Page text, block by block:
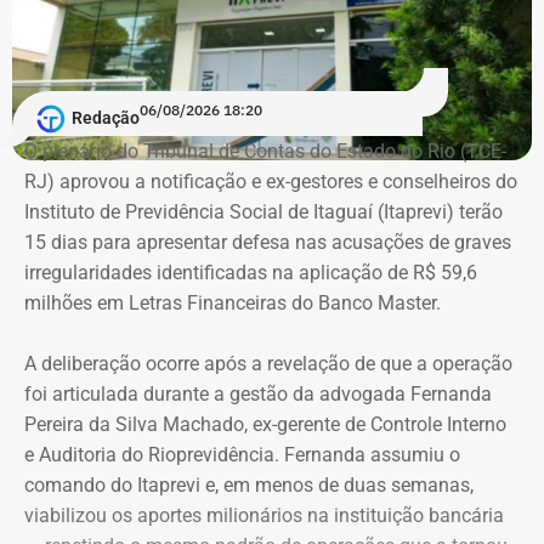
a profissão de empresário.
Em documento de consulta pública da Casa da Moeda do
Brasil, Alex Ofredi Melim aparece como representante da
Melim Corretora de Seguros Ltda., empresa que atua no
setor de seguros e planos de saúde.
Declaração de bens de Alex Melim em 2026 — Foto:
Reprodução/Divulgacand
Redação06/08/2026 18:20
O plenário do Tribunal de Contas do Estado do Rio (TCE-
RJ) aprovou a notificação e ex-gestores e conselheiros do
Instituto de Previdência Social de Itaguaí (Itaprevi) terão
15 dias para apresentar defesa nas acusações de graves
irregularidades identificadas na aplicação de R$ 59,6
milhões em Letras Financeiras do Banco Master.
A deliberação ocorre após a revelação de que a operação
foi articulada durante a gestão da advogada Fernanda
Pereira da Silva Machado, ex-gerente de Controle Interno
e Auditoria do Rioprevidência. Fernanda assumiu o
comando do Itaprevi e, em menos de duas semanas,
viabilizou os aportes milionários na instituição bancária